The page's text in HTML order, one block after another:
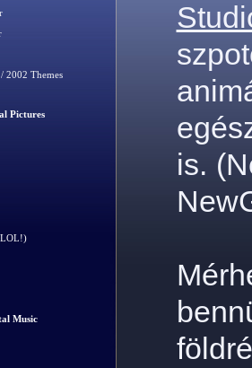
Themes
Pictures
Music
is.